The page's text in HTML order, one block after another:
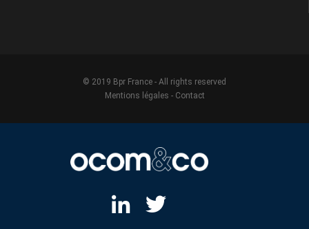
© 2019 Bpr France - All rights reserved
Mentions légales - Contact